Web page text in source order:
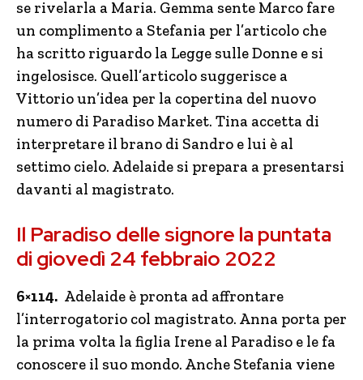
se rivelarla a Maria. Gemma sente Marco fare
un complimento a Stefania per l’articolo che
ha scritto riguardo la Legge sulle Donne e si
ingelosisce. Quell’articolo suggerisce a
Vittorio un’idea per la copertina del nuovo
numero di Paradiso Market. Tina accetta di
interpretare il brano di Sandro e lui è al
settimo cielo. Adelaide si prepara a presentarsi
davanti al magistrato.
Il Paradiso delle signore la puntata
di giovedì 24 febbraio 2022
6×114. Adelaide è pronta ad affrontare
l’interrogatorio col magistrato. Anna porta per
la prima volta la figlia Irene al Paradiso e le fa
conoscere il suo mondo. Anche Stefania viene